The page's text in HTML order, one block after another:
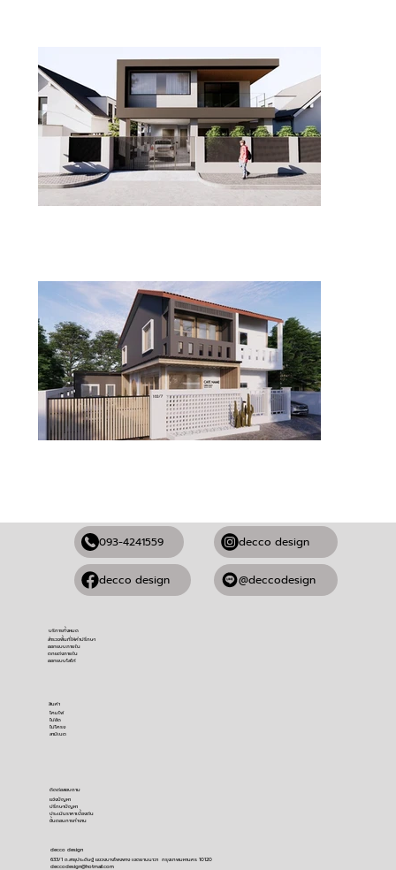
093-4241559
decco design
decco design
@deccodesign
บริการทั้งหมด
สำรวจพื้นที่ให้คำปรึกษา
ออกแบบภายใน
ตกแต่งภายใน
ออกแบบโลโก้
สินค้า
โคมไฟ
ไม้อัด
ไม้โครง
ลามิเนต
ติดต่อสอบถาม
​แจ้งปัญหา
ปรึกษาปัญหา
ประเมินราคาเบื้องต้น
ขั้นตอนการทำงาน
decco design
633/1 ถ.สาธุประดิษฐ์ แขวงบางโพงพาง เขตยานนาวา กรุงเทพมหานคร 10120
deccodesign@hotmail.com